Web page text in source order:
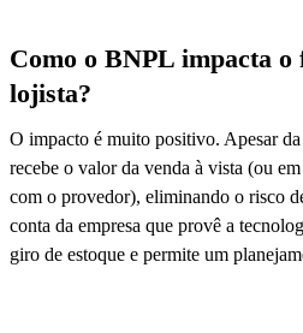
Como o BNPL impacta o
lojista?
O impacto é muito positivo. Apesar
recebe o valor da venda à vista (ou
com o provedor), eliminando o risco
conta da empresa que provê a
giro de estoque e permite um